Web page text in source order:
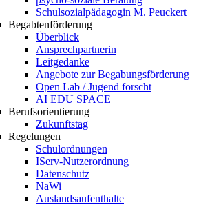
Schulsozialpädagogin M. Peuckert
Begabtenförderung
Überblick
Ansprechpartnerin
Leitgedanke
Angebote zur Begabungsförderung
Open Lab / Jugend forscht
AI EDU SPACE
Berufsorientierung
Zukunftstag
Regelungen
Schulordnungen
IServ-Nutzerordnung
Datenschutz
NaWi
Auslandsaufenthalte